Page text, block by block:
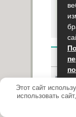
Этот сайт
использовать